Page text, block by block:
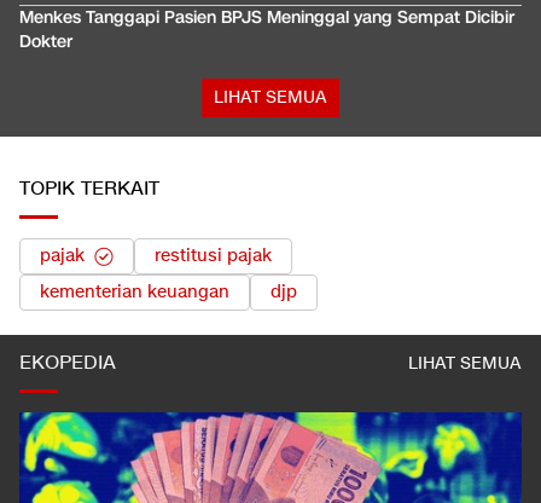
Menkes Tanggapi Pasien BPJS Meninggal yang Sempat Dicibir
Dokter
LIHAT SEMUA
TOPIK TERKAIT
pajak
restitusi pajak
kementerian keuangan
djp
EKOPEDIA LIHAT SEMUA